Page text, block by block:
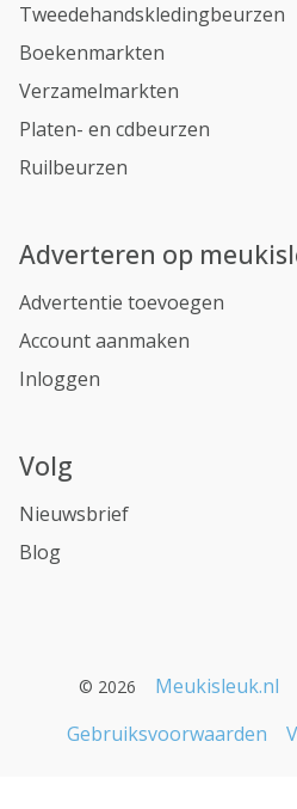
Tweedehandskledingbeurzen
Boekenmarkten
Verzamelmarkten
Platen- en cdbeurzen
Ruilbeurzen
Adverteren op
Advertentie toevoegen
Account aanmaken
Inloggen
Volg
Nieuwsbrief
Blog
© 2026 Meukisleuk.nl
Gebruiksvoorwaarden